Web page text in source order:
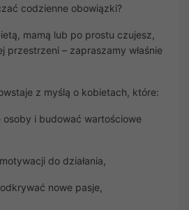
codzienne obowiązki?
mamą lub po prostu czujesz,
przestrzeni – zapraszamy właśnie
z myślą o kobietach, które:
osoby i budować wartościowe
do działania,
nowe pasje,